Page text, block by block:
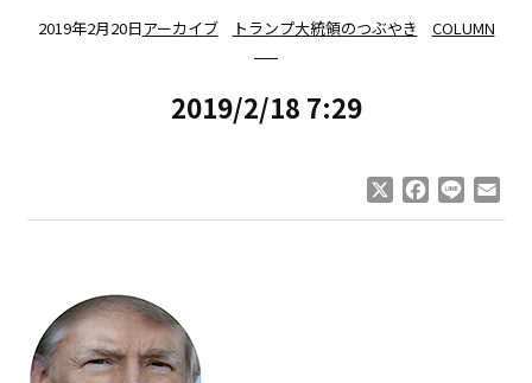
2019年2月20日アーカイブ トランプ大統領のつぶやき COLUMN
2019/2/18 7:29
Facebook
Line